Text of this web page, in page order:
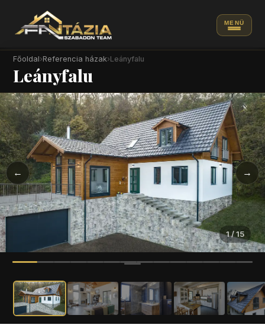
MENÜ
Főoldal›Referencia házak›Leányfalu
Leányfalu
← →
1/15